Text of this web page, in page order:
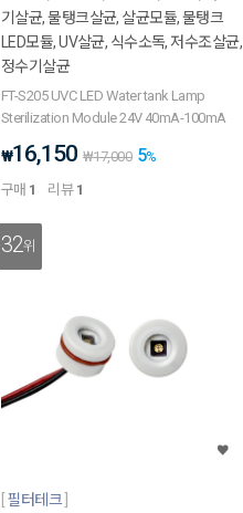
기살균, 물탱크살균, 살균모듈, 물탱크
LED모듈, UV살균, 식수소독, 저수조살균,
정수기살균
FT-S205 UVC LED Water tank Lamp
Sterilization Module 24V 40mA-100mA
₩16,150 ₩17,000 5%
구매 1 리뷰 1
32위
필터테크